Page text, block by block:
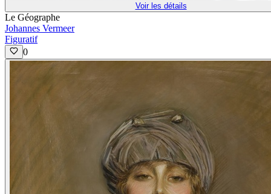
Voir les détails
Le Géographe
Johannes Vermeer
Figuratif
0